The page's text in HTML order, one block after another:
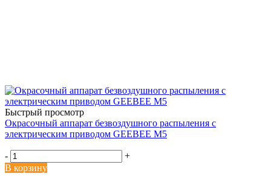
Быстрый просмотр
Окрасочный аппарат безвоздушного распыления с
электрическим приводом GEEBEE M5
-
+
В корзину